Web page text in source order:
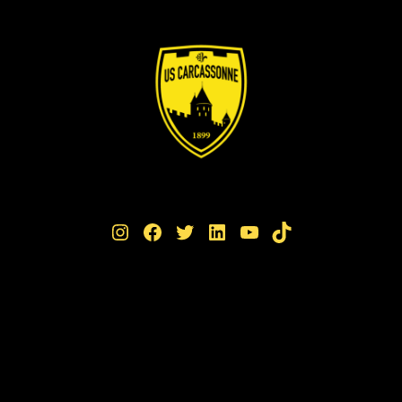
Instagram Facebook Twitter LinkedIn YouTube TikTok